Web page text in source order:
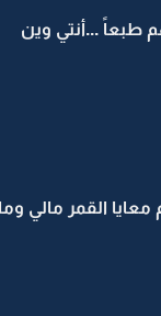
طبعاً ...أنتي وين
القمر مالي